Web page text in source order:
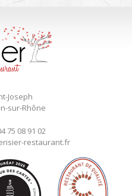
Joseph
sur-Rhône
75 08 91 02
restaurant.fr